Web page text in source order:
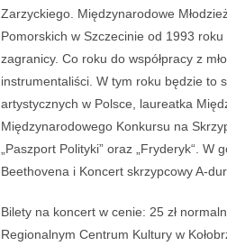
Zarzyckiego. Międzynarodowe
Pomorskich w Szczecinie od 1993
zagranicy. Co roku do współpracy z
instrumentaliści. W tym roku będzie to
artystycznych w Polsce, laureatka
Międzynarodowego Konkursu na
„Paszport Polityki” oraz „Fryderyk“.
Beethovena i Koncert skrzypcowy A-
Bilety na koncert w cenie: 25 zł
Regionalnym Centrum Kultury w